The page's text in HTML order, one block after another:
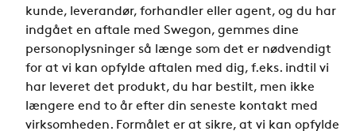
kunde, leverandør, forhandler eller agent, og du har
indgået en aftale med Swegon, gemmes dine
personoplysninger så længe som det er nødvendigt
for at vi kan opfylde aftalen med dig, f.eks. indtil vi
har leveret det produkt, du har bestilt, men ikke
længere end to år efter din seneste kontakt med
virksomheden. Formålet er at sikre, at vi kan opfylde